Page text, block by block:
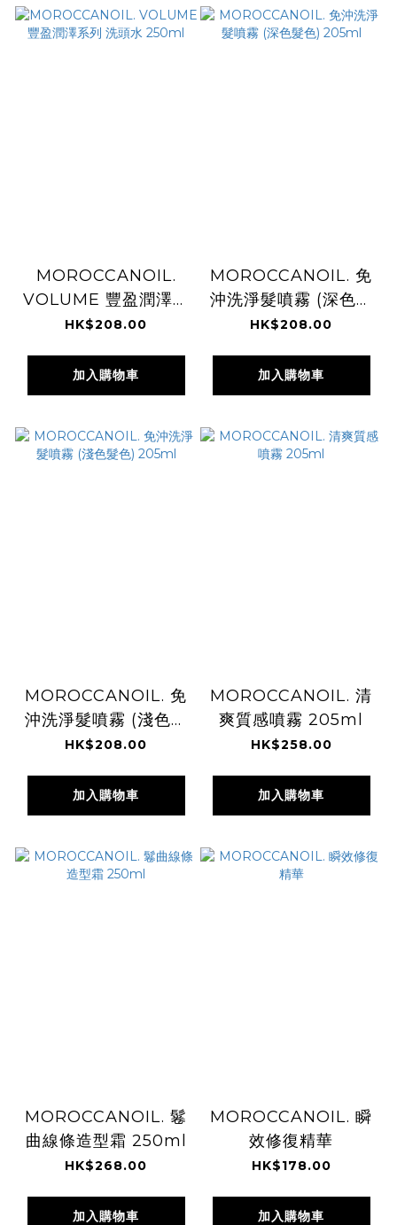
MOROCCANOIL.
VOLUME 豐盈潤澤系
列 洗頭水 250ml
HK$208.00
加入購物車
MOROCCANOIL. 免
沖洗淨髮噴霧 (深色髮
色) 205ml
HK$208.00
加入購物車
MOROCCANOIL. 免
沖洗淨髮噴霧 (淺色髮
色) 205ml
HK$208.00
加入購物車
MOROCCANOIL. 清
爽質感噴霧 205ml
HK$258.00
加入購物車
MOROCCANOIL. 鬈
曲線條造型霜 250ml
HK$268.00
加入購物車
MOROCCANOIL. 瞬
效修復精華
HK$178.00
加入購物車